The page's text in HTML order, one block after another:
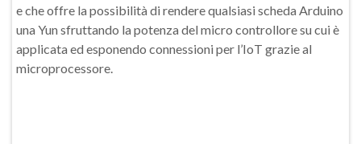
e che offre la possibilità di rendere qualsiasi scheda Arduino
una Yun sfruttando la potenza del micro controllore su cui è
applicata ed esponendo connessioni per l’IoT grazie al
microprocessore.